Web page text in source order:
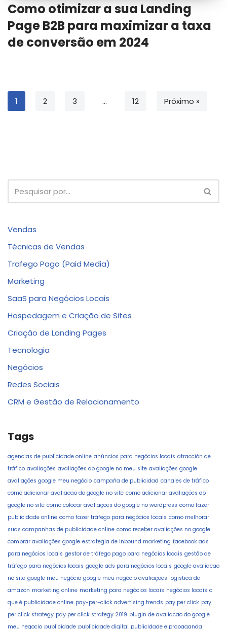
Como otimizar a sua Landing
Page B2B para maximizar a taxa
de conversão em 2024
1 2 3 … 12 Próximo »
Vendas
Técnicas de Vendas
Trafego Pago (Paid Media)
Marketing
SaaS para Negócios Locais
Hospedagem e Criação de Sites
Criação de Landing Pages
Tecnologia
Negócios
Redes Sociais
CRM e Gestão de Relacionamento
Tags
agencias de publicidade online anúncios para negócios locais atracción de
tráfico avaliações avaliações do google no meu site avaliações google
avaliações google meu negócio campaña de publicidad canales de tráfico
como adicionar avaliacao do google no site como adicionar avaliações do
google no site como colocar avaliações do google no wordpress como fazer
publicidade online como fazer tráfego para negócios locais como melhorar
suas campanhas de publicidade online como receber avaliações no google
comprar avaliações google estrategia de inbound marketing facebook ads
para negócios locais gestor de tráfego pago para negócios locais gestão de
tráfego para negócios locais google ads para negócios locais google avaliacao
no site google meu negócio google meu negócio avaliações logistica de
amazon marketing online marketing para negócios locais negócios locais o
que é publicidade online pay-per-click advertising trends pay per click pay
per click strategy pay per click strategy 2019 plugin de avaliacao do google
meu negocio publicidade publicidade digital publicidade e propaganda